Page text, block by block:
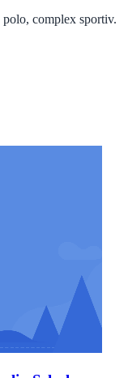
complex sportiv.